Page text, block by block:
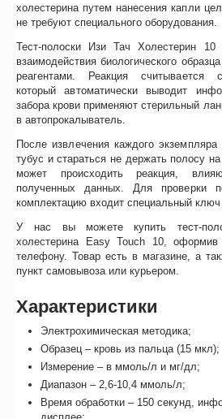
холестерина путем нанесения капли
не требуют специального оборудования.
Тест-полоски Изи Тач Холестерин 10
взаимодействия биологического
реагентами. Реакция считывается
который автоматически выводит
забора крови применяют стерильный
в автопрокалыватель.
После извлечения каждого
тубус и стараться не держать полосу
может происходить реакция,
полученных данных. Для проверки
комплектацию входит специальный ключ
У нас вы можете купить тест-
холестерина Easy Touch 10,
телефону. Товар есть в магазине, а
пункт самовывоза или курьером.
Характеристики
Электрохимическая методика;
Образец – кровь из пальца (15 мкл);
Измерение – в ммоль/л и мг/дл;
Диапазон – 2,6-10,4 ммоль/л;
Время обработки – 150 секунд,